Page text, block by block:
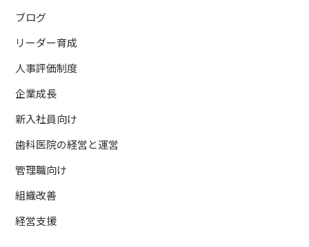
ブログ
リーダー育成
人事評価制度
企業成長
新入社員向け
歯科医院の経営と運営
管理職向け
組織改善
経営支援